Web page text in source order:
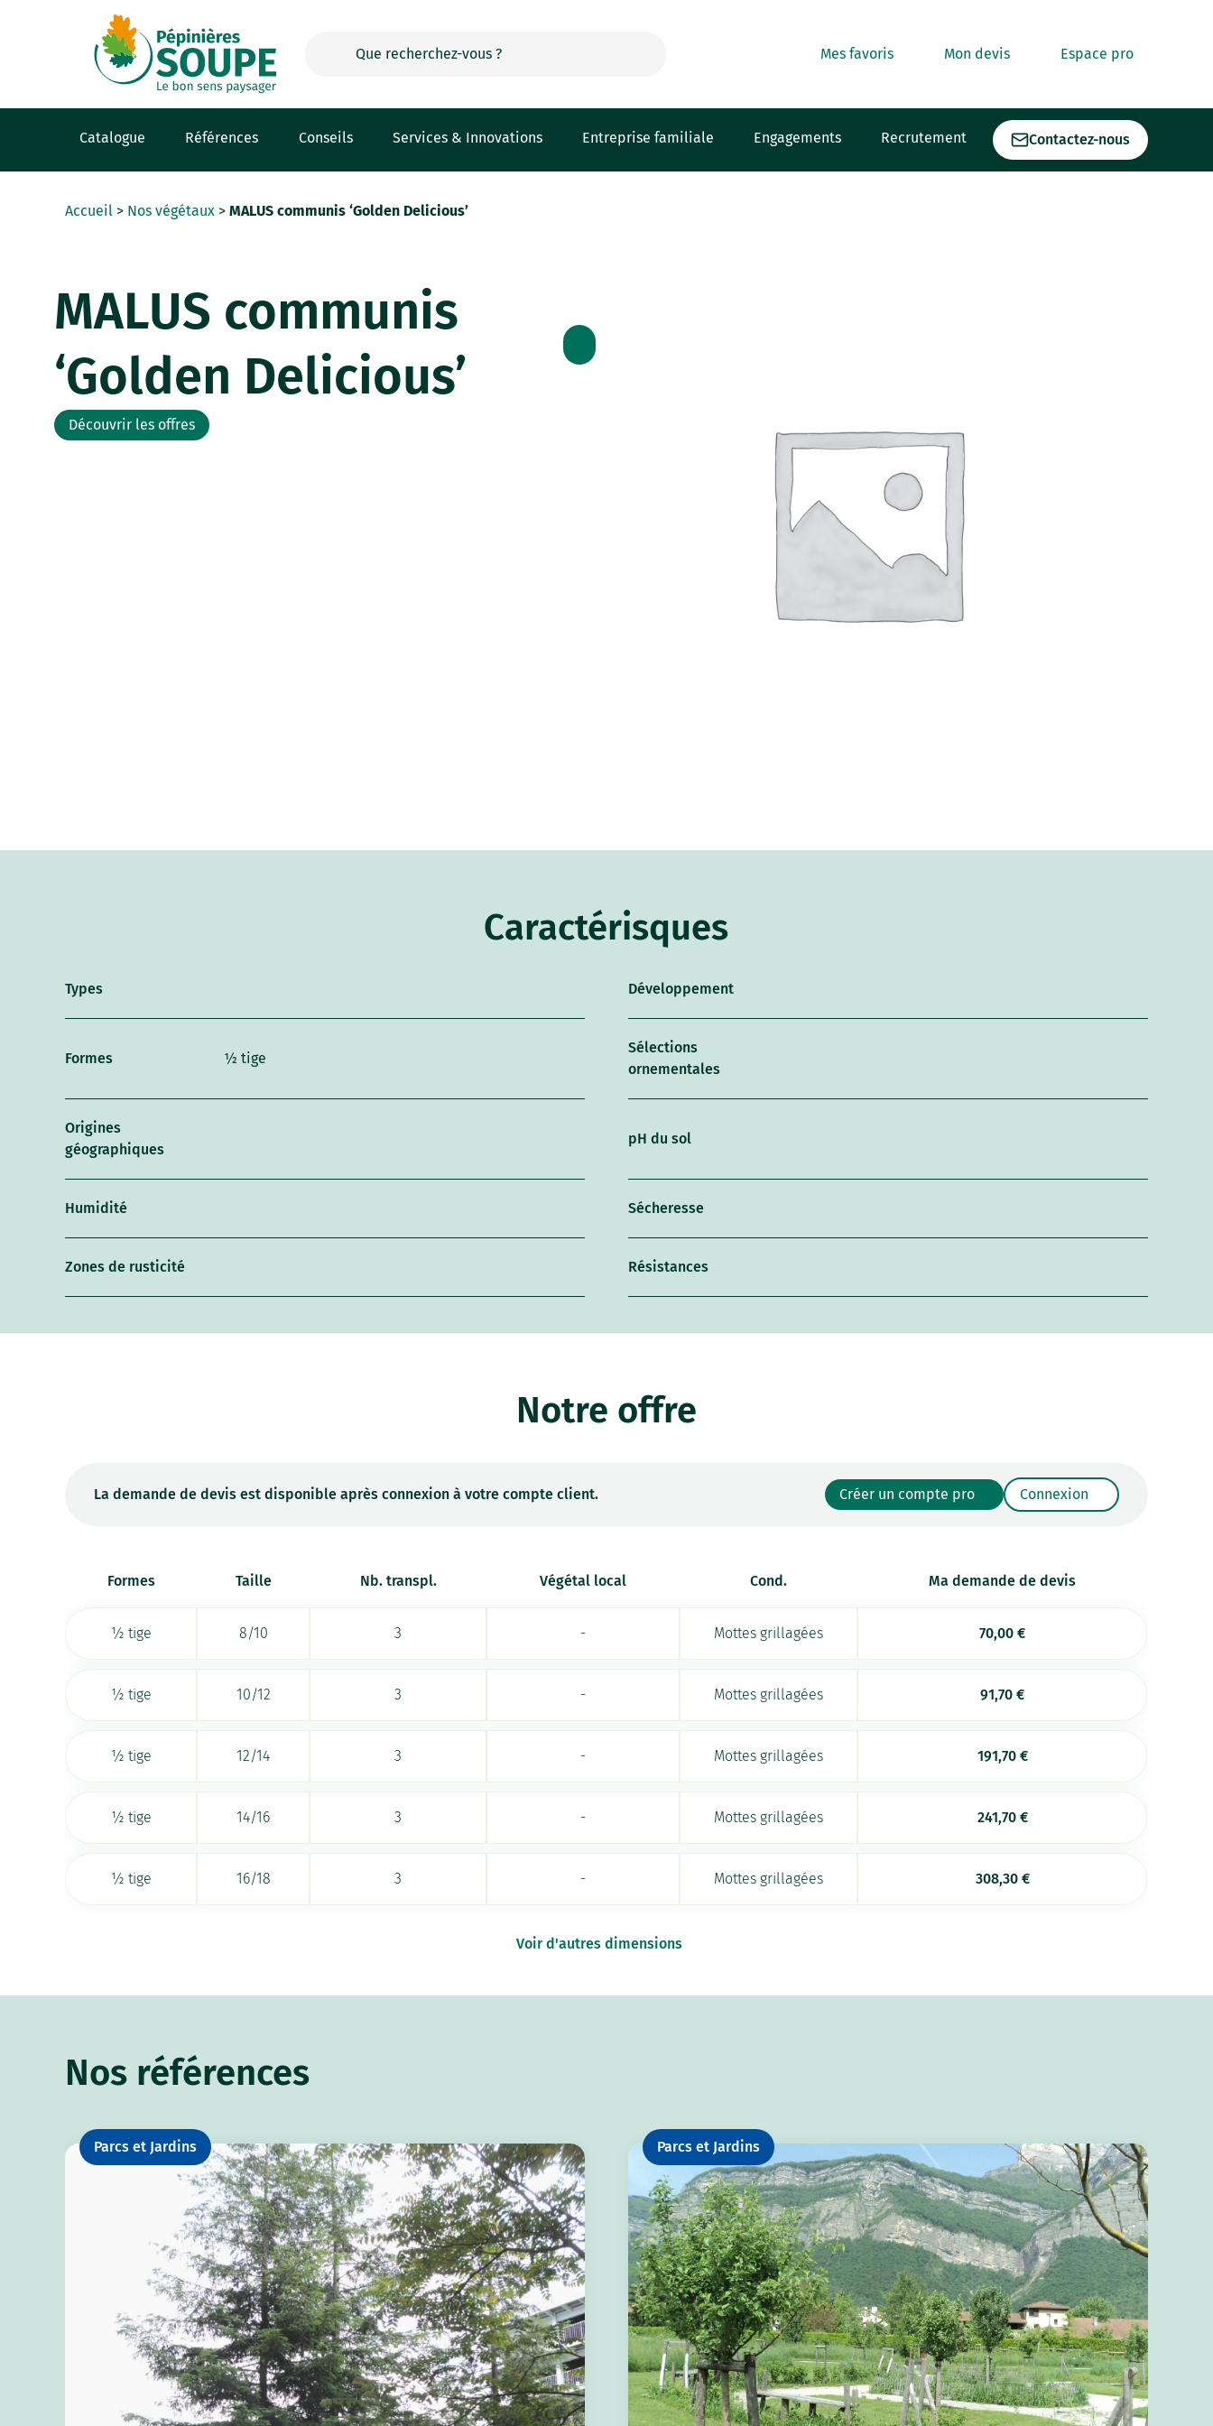
Mes favoris Mon devis Espace pro
Catalogue Références Conseils Services & Innovations Entreprise familiale Engagements Recrutement Contactez-nous
Accueil > Nos végétaux >MALUS communis ‘Golden Delicious’
MALUS communis
‘Golden Delicious’
Découvrir les offres
Caractérisques
Types Développement
Formes ½ tige
Sélections
ornementales
Origines
géographiques
pH du sol
Humidité Sécheresse
Zones de rusticité Résistances
Notre offre
La demande de devis est disponible après connexion à votre compte client. Créer un compte pro Connexion
Formes Taille Nb. transpl. Végétal local Cond. Ma demande de devis
½ tige 8/10 3 - Mottes grillagées 70,00€
½ tige 10/12 3 - Mottes grillagées 91,70€
½ tige 12/14 3 - Mottes grillagées 191,70 €
½ tige 14/16 3 - Mottes grillagées 241,70 €
½ tige 16/18 3 - Mottes grillagées 308,30 €
Voir d'autres dimensions
Nos références
Parcs et Jardins Parcs et Jardins